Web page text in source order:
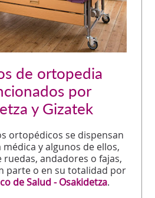
de ortopedia
por
y Gizatek
ortopédicos se dispensan
y algunos de ellos,
ruedas, andadores o fajas,
parte o en su totalidad por
de Salud - Osakidetza.